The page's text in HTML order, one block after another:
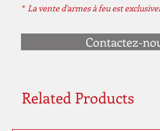
* La vente d'armes à feu est
Contactez-
Related Products